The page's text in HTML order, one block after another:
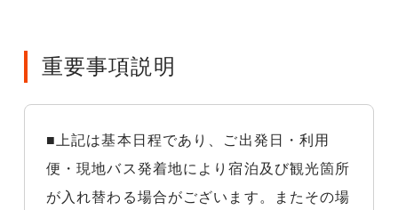
重要事項説明
■上記は基本日程であり、ご出発日・利用
便・現地バス発着地により宿泊及び観光箇所
が入れ替わる場合がございます。またその場